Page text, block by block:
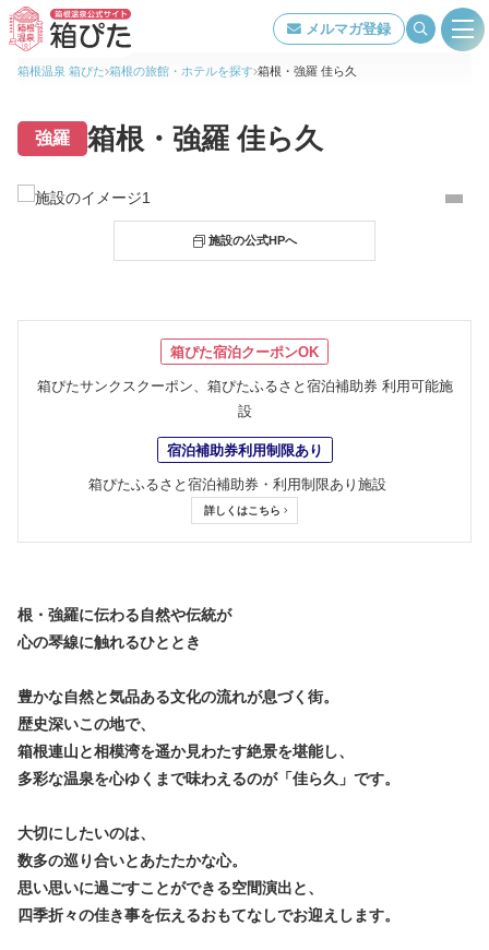
メルマガ登録
旅館・ホテル検索
箱根温泉について
特集ページ一覧
泉質・効能
交通アクセス
当組合について
著作権について
プライバシーポリシー
リンクについて
お役立ちリンク集
EN CH TWKO
箱根温泉 箱ぴた 箱根の旅館・ホテルを探す 箱根・強羅 佳ら久
強羅 箱根・強羅 佳ら久
施設の公式HPへ
箱ぴた宿泊クーポンOK
箱ぴたサンクスクーポン、箱ぴたふるさと宿泊補助券 利用可能施
設
宿泊補助券利用制限あり
箱ぴたふるさと宿泊補助券・利用制限あり施設
詳しくはこちら
根・強羅に伝わる自然や伝統が
心の琴線に触れるひととき
豊かな自然と気品ある文化の流れが息づく街。
歴史深いこの地で、
箱根連山と相模湾を遥か見わたす絶景を堪能し、
多彩な温泉を心ゆくまで味わえるのが「佳ら久」です。
大切にしたいのは、
数多の巡り合いとあたたかな心。
思い思いに過ごすことができる空間演出と、
四季折々の佳き事を伝えるおもてなしでお迎えします。